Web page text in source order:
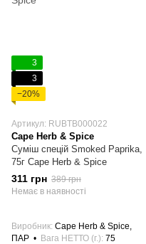
3
3
−20%
Артикул: RUBTB000022
Cape Herb & Spice
Суміш спецій Smoked Paprika,
75г Cape Herb & Spice
311 грн 389 грн
Немає в наявності
Виробник Cape Herb & Spice,
ПАР
Вага НЕТТО (г.) 75